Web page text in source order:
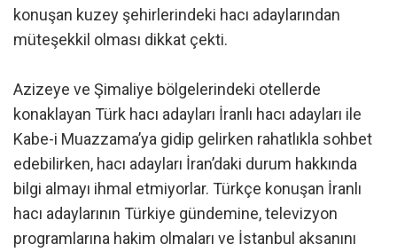
konuşan kuzey şehirlerindeki hacı adaylarından
müteşekkil olması dikkat çekti.
Azizeye ve Şimaliye bölgelerindeki otellerde
konaklayan Türk hacı adayları İranlı hacı adayları ile
Kabe-i Muazzama’ya gidip gelirken rahatlıkla sohbet
edebilirken, hacı adayları İran’daki durum hakkında
bilgi almayı ihmal etmiyorlar. Türkçe konuşan İranlı
hacı adaylarının Türkiye gündemine, televizyon
programlarına hakim olmaları ve İstanbul aksanını